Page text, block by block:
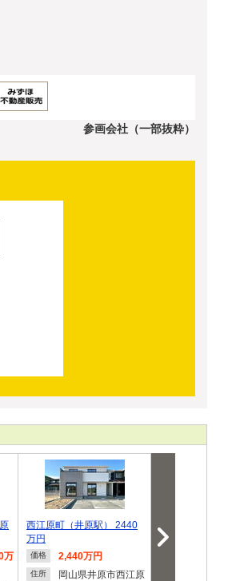
参画会社（一部抜粋）
万
西江原町（井原駅） 2440
万円
価格 2,440万円
住所
岡山県井原市西江原
万円